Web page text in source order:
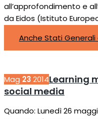
all’approfondimento e
da Eidos (Istituto
Anche Stati Generali
Mag 23 2014Learning
social media
Quando: Lunedì 26